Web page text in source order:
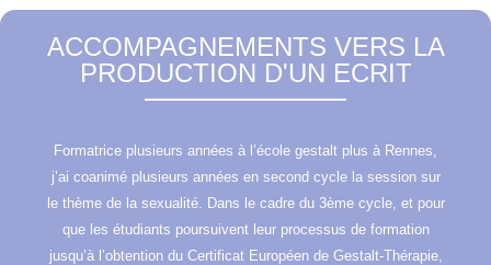
ACCOMPAGNEMENTS VERS LA
PRODUCTION D'UN ECRIT
Formatrice plusieurs années à l’école gestalt plus à Rennes,
j’ai coanimé plusieurs années en second cycle la session sur
le thème de la sexualité. Dans le cadre du 3ème cycle, et pour
que les étudiants poursuivent leur processus de formation
jusqu’à l’obtention du Certificat Européen de Gestalt-Thérapie,